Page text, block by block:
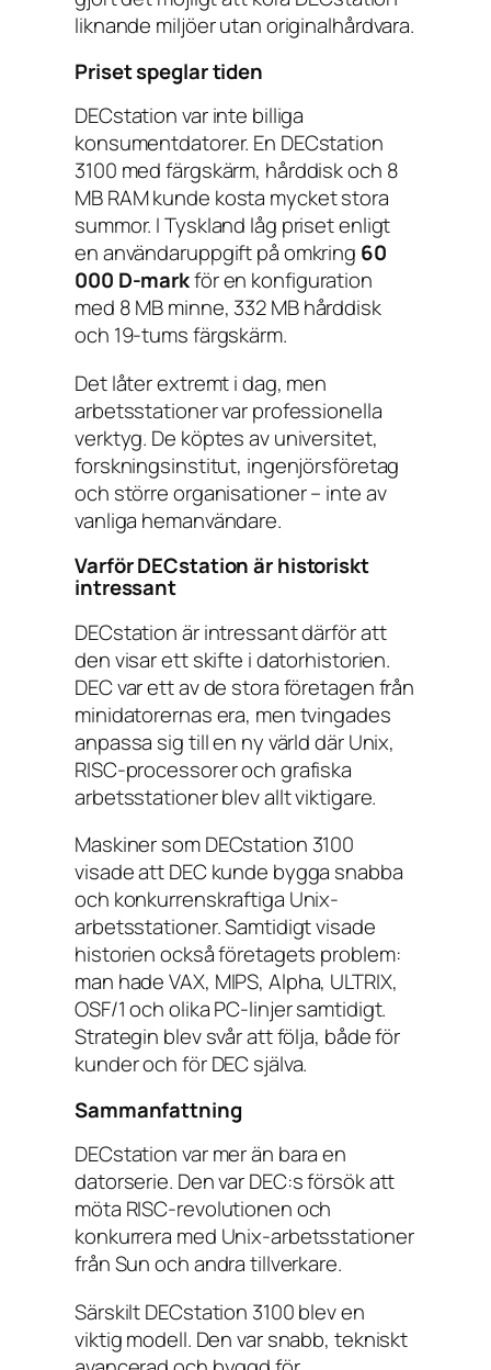
liknande miljöer utan originalhårdvara.
Priset speglar tiden
DECstation var inte billiga
konsumentdatorer. En DECstation
3100 med färgskärm, hårddisk och 8
MB RAM kunde kosta mycket stora
summor. I Tyskland låg priset enligt
en användaruppgift på omkring 60
000 D-markför en konfiguration
med 8 MB minne, 332 MB hårddisk
och 19-tums färgskärm.
Det låter extremt i dag, men
arbetsstationer var professionella
verktyg. De köptes av universitet,
forskningsinstitut, ingenjörsföretag
och större organisationer – inte av
vanliga hemanvändare.
Varför DECstation är historiskt
intressant
DECstation är intressant därför att
den visar ett skifte i datorhistorien.
DEC var ett av de stora företagen från
minidatorernas era, men tvingades
anpassa sig till en ny värld där Unix,
RISC-processorer och grafiska
arbetsstationer blev allt viktigare.
Maskiner som DECstation 3100
visade att DEC kunde bygga snabba
och konkurrenskraftiga Unix-
arbetsstationer. Samtidigt visade
historien också företagets problem:
man hade VAX, MIPS, Alpha, ULTRIX,
OSF/1 och olika PC-linjer samtidigt.
Strategin blev svår att följa, både för
kunder och för DEC själva.
Sammanfattning
DECstation var mer än bara en
datorserie. Den var DEC:s försök att
möta RISC-revolutionen och
konkurrera med Unix-arbetsstationer
från Sun och andra tillverkare.
Särskilt DECstation 3100 blev en
viktig modell. Den var snabb, tekniskt